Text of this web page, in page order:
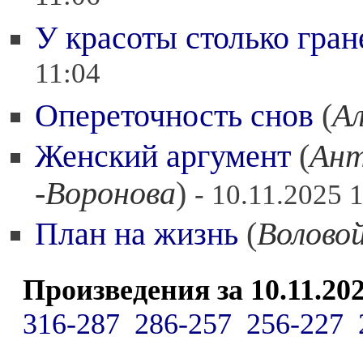
У красоты столько
11:04
Опереточность снов (
Женский аргумент (
-Воронова) - 10.11.2025
План на жизнь (
Произведения за
316-287 286-257 256-227